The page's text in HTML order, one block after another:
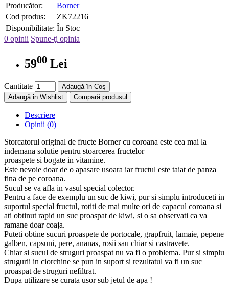
Producător:
Borner
Cod produs:
ZK72216
Disponibilitate: În Stoc
0 opinii Spune-ţi opinia
5900 Lei
Cantitate
Adaugă în Coş
Adaugă in Wishlist
Compară produsul
Descriere
Opinii (0)
Storcatorul original de fructe Borner cu coroana este cea mai la
indemana solutie pentru stoarcerea fructelor
proaspete si bogate in vitamine.
Este nevoie doar de o apasare usoara iar fructul este taiat de panza
fina de pe coroana.
Sucul se va afla in vasul special colector.
Pentru a face de exemplu un suc de kiwi, pur si simplu introduceti in
suportul special fructul, rotiti de mai multe ori de capacul coroana si
ati obtinut rapid un suc proaspat de kiwi, si o sa observati ca va
ramane doar coaja.
Puteti obtine sucuri proaspete de portocale, grapfruit, lamaie, pepene
galben, capsuni, pere, ananas, rosii sau chiar si castravete.
Chiar si sucul de struguri proaspat nu va fi o problema. Pur si simplu
strugurii in ciorchine se pun in suport si rezultatul va fi un suc
proaspat de struguri nefiltrat.
Dupa utilizare se curata usor sub jetul de apa !